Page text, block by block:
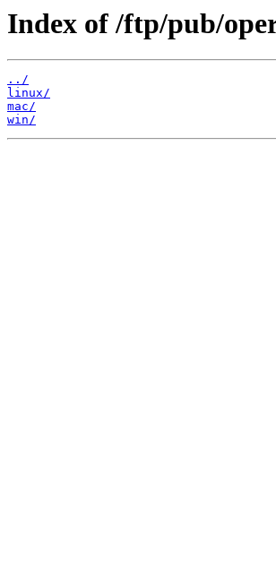
Index of /ftp/pub/
../
linux/
mac/
win/